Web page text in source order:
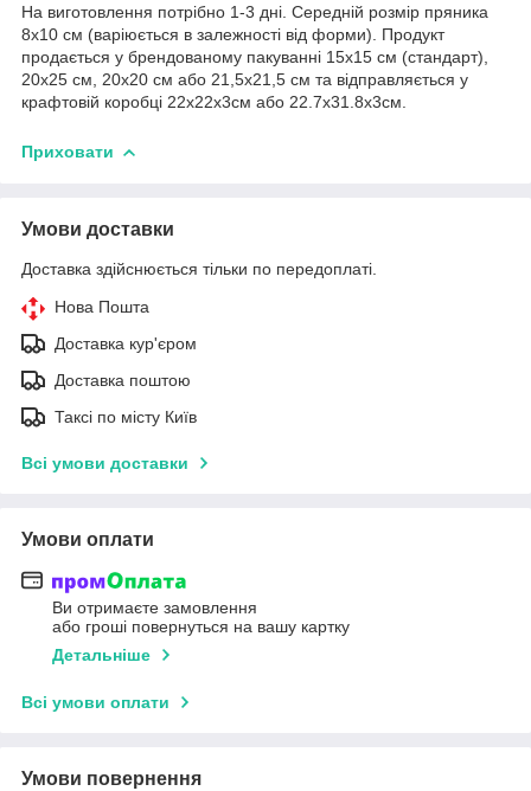
На виготовлення потрібно 1-3 дні. Cередній розмір пряника
8х10 см (варіюється в залежності від форми). Продукт
продається у брендованому пакуванні 15х15 см (стандарт),
20х25 см, 20х20 см або 21,5х21,5 см та відправляється у
крафтовій коробці 22х22х3см або 22.7х31.8х3см.
Приховати
Умови доставки
Доставка здійснюється тільки по передоплаті.
Нова Пошта
Доставка кур'єром
Доставка поштою
Таксі по місту Київ
Всі умови доставки
Умови оплати
Ви отримаєте замовлення
або гроші повернуться на вашу картку
Детальніше
Всі умови оплати
Умови повернення